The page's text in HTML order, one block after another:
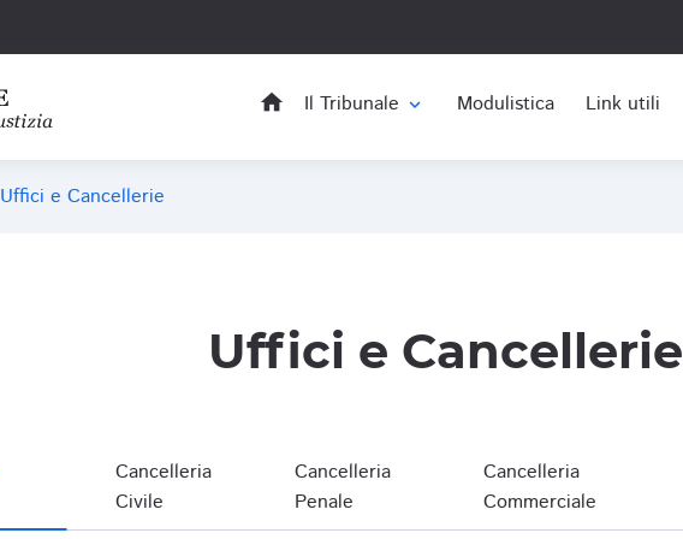
home Il Tribunale expand_more Modulistica Link utili
Uffici e Cancellerie
Uffici e Cancellerie
Cancelleria
Civile
Cancelleria
Penale
Cancelleria
Commerciale